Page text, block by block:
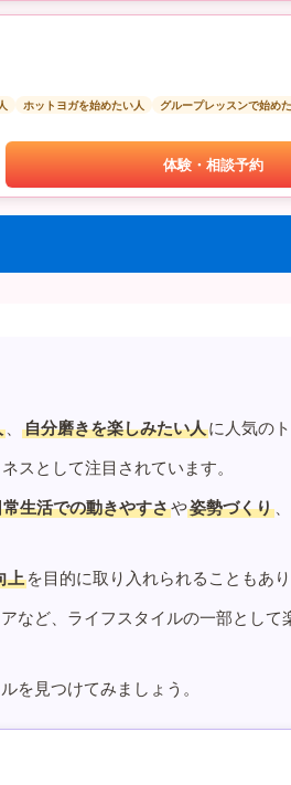
ホットヨガを始めたい人
グループレッスンで始め
体験・相談予約
、 自分磨きを楽しみたい人に人気の
スとして注目されています。
生活での動きやすさや姿勢づくり 、
上 を目的に取り入れられることもあり
など、ライフスタイルの一部として
を見つけてみましょう。